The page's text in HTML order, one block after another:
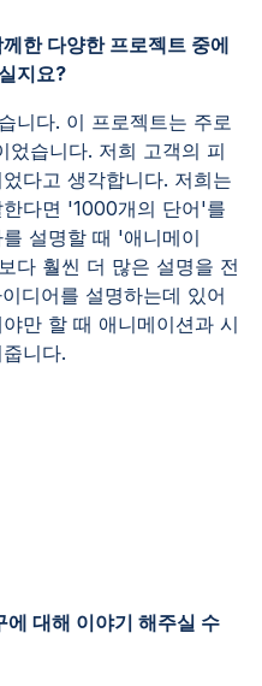
한 다양한 프로젝트 중에
지요?
니다. 이 프로젝트는 주로
었습니다. 저희 고객의 피
다고 생각합니다. 저희는
다면 '1000개의 단어'를
설명할 때 '애니메이
다 훨씬 더 많은 설명을 전
디어를 설명하는데 있어
만 할 때 애니메이션과 시
니다.
대해 이야기 해주실 수